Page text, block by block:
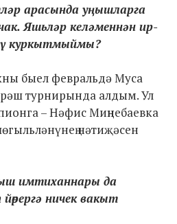
арасында уңышларга
Яшьләр келәменнән ир-
куркытмыймы?
быел февральдә Муса
турнирында алдым. Ул
– Нәфис Миңнебаевка
нәтиҗәсен
имтиханнары да
ничек вакыт